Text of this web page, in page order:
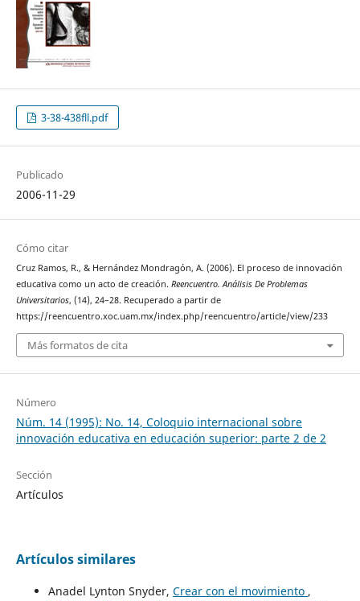
3-38-438fll.pdf
Publicado
2006-11-29
Cómo citar
Cruz Ramos, R., & Hernández Mondragón, A. (2006). El proceso de innovación
educativa como un acto de creación. Reencuentro. Análisis De Problemas
Universitarios, (14), 24–28. Recuperado a partir de
https://reencuentro.xoc.uam.mx/index.php/reencuentro/article/view/233
Más formatos de cita
Número
Núm. 14 (1995): No. 14, Coloquio internacional sobre
innovación educativa en educación superior: parte 2 de 2
Sección
Artículos
Artículos similares
Anadel Lynton Snyder, Crear con el movimiento ,